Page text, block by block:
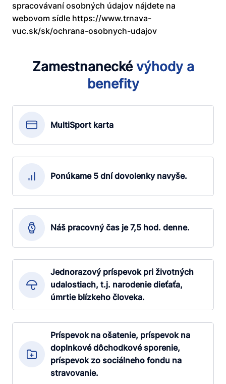
spracovávaní osobných údajov nájdete na
webovom sídle https://www.trnava-
vuc.sk/sk/ochrana-osobnych-udajov
Zamestnaneckévýhody a
benefity
MultiSport karta
Ponúkame 5 dní dovolenky navyše.
Náš pracovný čas je 7,5 hod. denne.
Jednorazový príspevok pri životných
udalostiach, t.j. narodenie dieťaťa,
úmrtie blízkeho človeka.
Príspevok na ošatenie, príspevok na
doplnkové dôchodkové sporenie,
príspevok zo sociálneho fondu na
stravovanie.